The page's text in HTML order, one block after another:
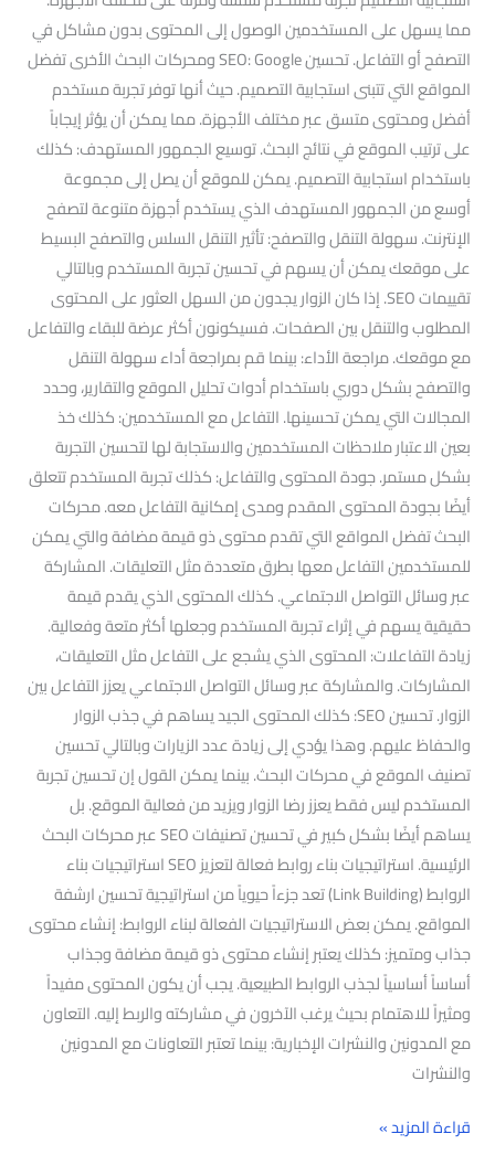
مما يسهل على المستخدمين الوصول إلى المحتوى بدون مشاكل في
التصفح أو التفاعل. تحسين SEO: Google ومحركات البحث الأخرى تفضل
المواقع التي تتبنى استجابية التصميم. حيث أنها توفر تجربة مستخدم
أفضل ومحتوى متسق عبر مختلف الأجهزة. مما يمكن أن يؤثر إيجاباً
على ترتيب الموقع في نتائج البحث. توسيع الجمهور المستهدف: كذلك
باستخدام استجابية التصميم. يمكن للموقع أن يصل إلى مجموعة
أوسع من الجمهور المستهدف الذي يستخدم أجهزة متنوعة لتصفح
الإنترنت. سهولة التنقل والتصفح: تأثير التنقل السلس والتصفح البسيط
على موقعك يمكن أن يسهم في تحسين تجربة المستخدم وبالتالي
تقييمات SEO. إذا كان الزوار يجدون من السهل العثور على المحتوى
المطلوب والتنقل بين الصفحات. فسيكونون أكثر عرضة للبقاء والتفاعل
مع موقعك. مراجعة الأداء: بينما قم بمراجعة أداء سهولة التنقل
والتصفح بشكل دوري باستخدام أدوات تحليل الموقع والتقارير، وحدد
المجالات التي يمكن تحسينها. التفاعل مع المستخدمين: كذلك خذ
بعين الاعتبار ملاحظات المستخدمين والاستجابة لها لتحسين التجربة
بشكل مستمر. جودة المحتوى والتفاعل: كذلك تجربة المستخدم تتعلق
أيضًا بجودة المحتوى المقدم ومدى إمكانية التفاعل معه. محركات
البحث تفضل المواقع التي تقدم محتوى ذو قيمة مضافة والتي يمكن
للمستخدمين التفاعل معها بطرق متعددة مثل التعليقات. المشاركة
عبر وسائل التواصل الاجتماعي. كذلك المحتوى الذي يقدم قيمة
حقيقية يسهم في إثراء تجربة المستخدم وجعلها أكثر متعة وفعالية.
زيادة التفاعلات: المحتوى الذي يشجع على التفاعل مثل التعليقات،
المشاركات. والمشاركة عبر وسائل التواصل الاجتماعي يعزز التفاعل بين
الزوار. تحسين SEO: كذلك المحتوى الجيد يساهم في جذب الزوار
والحفاظ عليهم. وهذا يؤدي إلى زيادة عدد الزيارات وبالتالي تحسين
تصنيف الموقع في محركات البحث. بينما يمكن القول إن تحسين تجربة
المستخدم ليس فقط يعزز رضا الزوار ويزيد من فعالية الموقع. بل
يساهم أيضًا بشكل كبير في تحسين تصنيفات SEO عبر محركات البحث
الرئيسية. استراتيجيات بناء روابط فعالة لتعزيز SEO استراتيجيات بناء
الروابط (Link Building) تعد جزءاً حيوياً من استراتيجية تحسين ارشفة
المواقع. يمكن بعض الاستراتيجيات الفعالة لبناء الروابط: إنشاء محتوى
جذاب ومتميز: كذلك يعتبر إنشاء محتوى ذو قيمة مضافة وجذاب
أساساً أساسياً لجذب الروابط الطبيعية. يجب أن يكون المحتوى مفيداً
ومثيراً للاهتمام بحيث يرغب الآخرون في مشاركته والربط إليه. التعاون
مع المدونين والنشرات الإخبارية: بينما تعتبر التعاونات مع المدونين
والنشرات
قراءة المزيد »